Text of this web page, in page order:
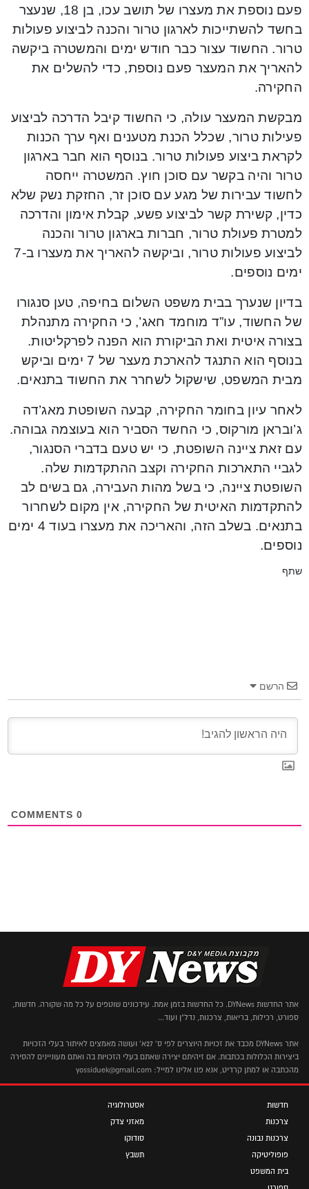
פעם נוספת את מעצרו של תושב עכו, בן 18, שנעצר
בחשד להשתייכות לארגון טרור והכנה לביצוע פעולות
טרור. החשוד עצור כבר חודש ימים והמשטרה ביקשה
להאריך את המעצר פעם נוספת, כדי להשלים את
החקירה.
מבקשת המעצר עולה, כי החשוד קיבל הדרכה לביצוע
פעילות טרור, שכלל הכנת מטענים ואף ערך הכנות
לקראת ביצוע פעולות טרור. בנוסף הוא חבר בארגון
טרור והיה בקשר עם סוכן חוץ. המשטרה ייחסה
לחשוד עבירות של מגע עם סוכן זר, החזקת נשק שלא
כדין, קשירת קשר לביצוע פשע, קבלת אימון והדרכה
למטרת פעולת טרור, חברות בארגון טרור והכנה
לביצוע פעולות טרור, וביקשה להאריך את מעצרו ב-7
ימים נוספים.
בדיון שנערך בבית משפט השלום בחיפה, טען סנגורו
של החשוד, עו”ד מוחמד חאג’, כי החקירה מתנהלת
בצורה איטית ואת הביקורת הוא הפנה לפרקליטות.
בנוסף הוא התנגד להארכת מעצר של 7 ימים וביקש
מבית המשפט, שישקול לשחרר את החשוד בתנאים.
לאחר עיון בחומר החקירה, קבעה השופטת מאג’דה
ג’ובראן מורקוס, כי החשד הסביר הוא בעוצמה גבוהה.
עם זאת ציינה השופטת, כי יש טעם בדברי הסנגור,
לגביי התארכות החקירה וקצב ההתקדמות שלה.
השופטת ציינה, כי בשל מהות העבירה, גם בשים לב
להתקדמות האיטית של החקירה, אין מקום לשחרור
בתנאים. בשלב הזה, והאריכה את מעצרו בעוד 4 ימים
נוספים.
שתף
הרשם
0
אתר החדשות DYNews. כל החדשות בזמן אמת. עידכונים שוטפים על כל מה שקורה. חדשות,
ספורט, רכילות, בריאות, צרכנות, נדל"ן ועוד...
אתר DYNews מכבד את זכויות היוצרים לפי ס' 27א' ועושה מאמצים לאיתור בעלי הזכויות
ביצירות הכלולות בכתבות. אם זיהיתם יצירה שאתם בעלי הזכויות בה ואתם מעוניינים להסירה
מהכתבה או למתן קרדיט, אנא פנו אלינו למייל: yossiduek@gmail.com
חדשות
צרכנות
צרכנות נבונה
פופוליטיקה
בית המשפט
אסטרולוגיה
מאזני צדק
סודוקו
תשבץ